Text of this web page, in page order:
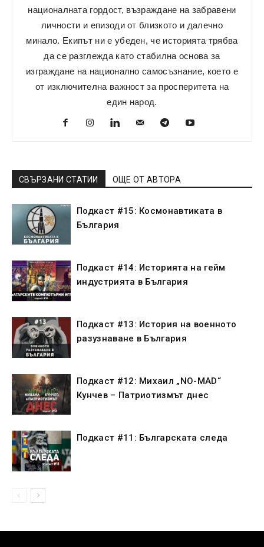
националната гордост, възраждане на забравени
личности и епизоди от близкото и далечно
минало. Екипът ни е убеден, че историята трябва
да се разглежда като стабилна основа за
изграждане на национално самосъзнание, което е
от изключителна важност за просперитета на
един народ.
СВЪРЗАНИ СТАТИИ ОЩЕ ОТ АВТОРА
Подкаст #15: Космонавтиката в
България
Подкаст #14: Историята на гейм
индустрията в България
Подкаст #13: История на военното
разузнаване в България
Подкаст #12: Михаил „NO-MAD“
Кунчев – Патриотизмът днес
Подкаст #11: Българската следа